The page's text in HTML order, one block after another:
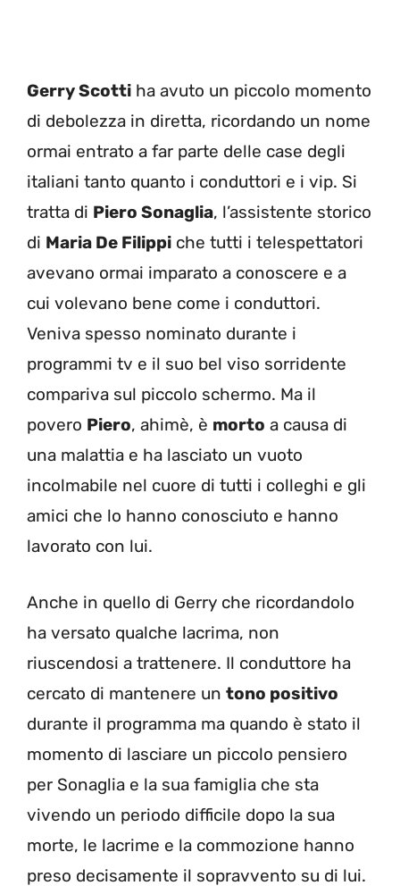
Gerry Scotti ha avuto un piccolo momento
di debolezza in diretta, ricordando un nome
ormai entrato a far parte delle case degli
italiani tanto quanto i conduttori e i vip. Si
tratta di Piero Sonaglia, l’assistente storico
di Maria De Filippi che tutti i telespettatori
avevano ormai imparato a conoscere e a
cui volevano bene come i conduttori.
Veniva spesso nominato durante i
programmi tv e il suo bel viso sorridente
compariva sul piccolo schermo. Ma il
povero Piero, ahimè, è morto a causa di
una malattia e ha lasciato un vuoto
incolmabile nel cuore di tutti i colleghi e gli
amici che lo hanno conosciuto e hanno
lavorato con lui.
Anche in quello di Gerry che ricordandolo
ha versato qualche lacrima, non
riuscendosi a trattenere. Il conduttore ha
cercato di mantenere un tono positivo
durante il programma ma quando è stato il
momento di lasciare un piccolo pensiero
per Sonaglia e la sua famiglia che sta
vivendo un periodo difficile dopo la sua
morte, le lacrime e la commozione hanno
preso decisamente il sopravvento su di lui.